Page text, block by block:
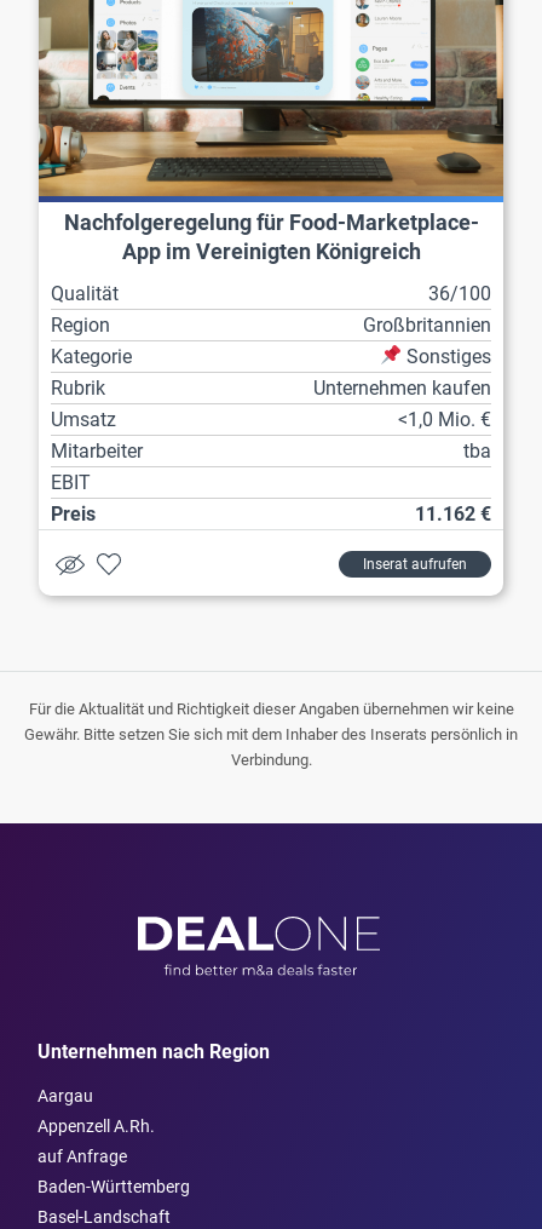
Nachfolgeregelung für Food-Marketplace-
App im Vereinigten Königreich
Qualität
36/100
Region
Großbritannien
Kategorie
Sonstiges
Rubrik
Unternehmen kaufen
Umsatz
<1,0 Mio. €
Mitarbeiter
tba
EBIT
Preis
11.162 €
Inserat aufrufen
Für die Aktualität und Richtigkeit dieser Angaben übernehmen wir keine
Gewähr. Bitte setzen Sie sich mit dem Inhaber des Inserats persönlich in
Verbindung.
Unternehmen nach Region
Aargau
Appenzell A.Rh.
auf Anfrage
Baden-Württemberg
Basel-Landschaft